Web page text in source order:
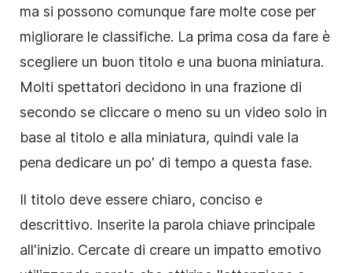
ma si possono comunque fare molte cose per
migliorare le classifiche. La prima cosa da fare è
scegliere un buon titolo e una buona miniatura.
Molti spettatori decidono in una frazione di
secondo se cliccare o meno su un video solo in
base al titolo e alla miniatura, quindi vale la
pena dedicare un po' di tempo a questa fase.
Il titolo deve essere chiaro, conciso e
descrittivo. Inserite la parola chiave principale
all'inizio. Cercate di creare un impatto emotivo